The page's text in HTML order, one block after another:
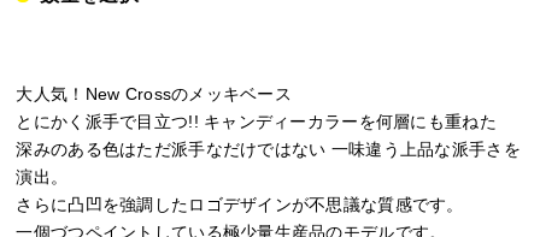
大人気！New Crossのメッキベース
とにかく派手で目立つ!! キャンディーカラーを何層にも重ねた
深みのある色はただ派手なだけではない 一味違う上品な派手さを
演出。
さらに凸凹を強調したロゴデザインが不思議な質感です。
一個づつペイントしている極少量生産品のモデルです。